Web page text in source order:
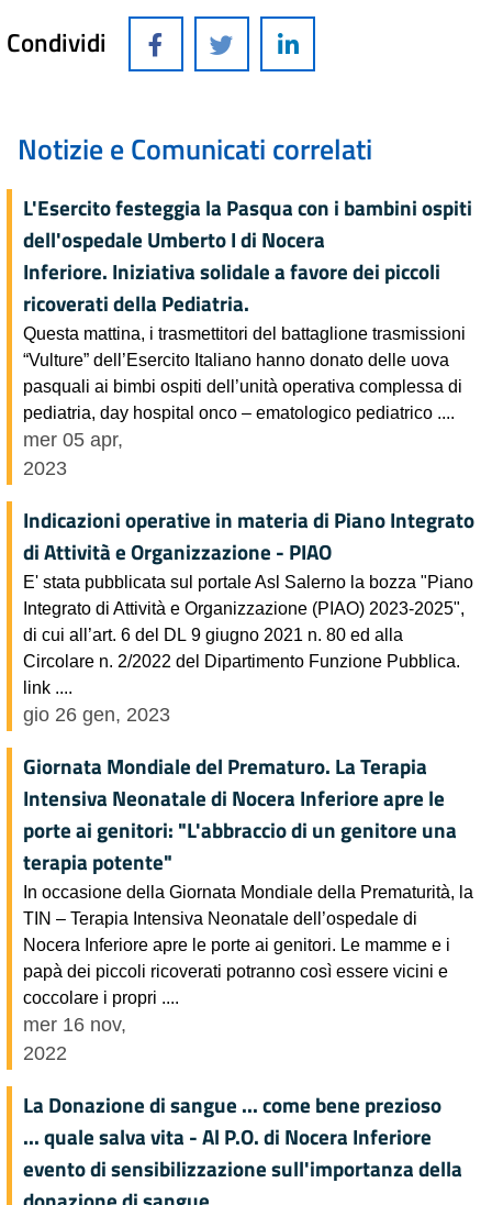
Condividi
Notizie e Comunicati correlati
L'Esercito festeggia la Pasqua con i bambini ospiti
dell'ospedale Umberto I di Nocera
Inferiore. Iniziativa solidale a favore dei piccoli
ricoverati della Pediatria.
Questa mattina, i trasmettitori del battaglione trasmissioni
“Vulture” dell’Esercito Italiano hanno donato delle uova
pasquali ai bimbi ospiti dell’unità operativa complessa di
pediatria, day hospital onco – ematologico pediatrico ....
mer 05 apr,
2023
Indicazioni operative in materia di Piano Integrato
di Attività e Organizzazione - PIAO
E' stata pubblicata sul portale Asl Salerno la bozza "Piano
Integrato di Attività e Organizzazione (PIAO) 2023-2025",
di cui all’art. 6 del DL 9 giugno 2021 n. 80 ed alla
Circolare n. 2/2022 del Dipartimento Funzione Pubblica.
link ....
gio 26 gen, 2023
Giornata Mondiale del Prematuro. La Terapia
Intensiva Neonatale di Nocera Inferiore apre le
porte ai genitori: "L'abbraccio di un genitore una
terapia potente"
In occasione della Giornata Mondiale della Prematurità, la
TIN – Terapia Intensiva Neonatale dell’ospedale di
Nocera Inferiore apre le porte ai genitori. Le mamme e i
papà dei piccoli ricoverati potranno così essere vicini e
coccolare i propri ....
mer 16 nov,
2022
La Donazione di sangue ... come bene prezioso
... quale salva vita - Al P.O. di Nocera Inferiore
evento di sensibilizzazione sull'importanza della